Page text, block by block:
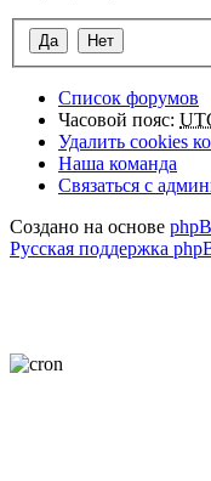
Список форумов
Часовой пояс:
Удалить cookies
Наша команда
Связаться с
Создано на основе
Русская поддержка